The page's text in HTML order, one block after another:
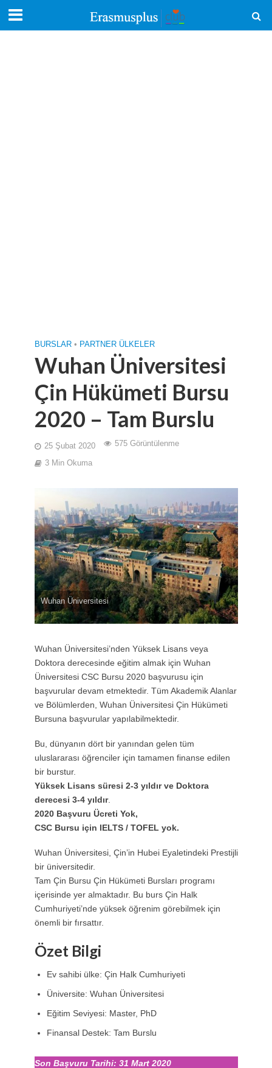
BURSLAR • PARTNER ÜLKELER
Wuhan Üniversitesi
Çin Hükümeti Bursu
2020 – Tam Burslu
25 Şubat 2020 575 Görüntülenme
3 Min Okuma
Wuhan Üniversitesi
Wuhan Üniversitesi’nden Yüksek Lisans veya
Doktora derecesinde eğitim almak için Wuhan
Üniversitesi CSC Bursu 2020 başvurusu için
başvurular devam etmektedir. Tüm Akademik Alanlar
ve Bölümlerden, Wuhan Üniversitesi Çin Hükümeti
Bursuna başvurular yapılabilmektedir.
Bu, dünyanın dört bir yanından gelen tüm
uluslararası öğrenciler için tamamen finanse edilen
bir burstur.
Yüksek Lisans süresi 2-3 yıldır ve Doktora
derecesi 3-4 yıldır.
2020 Başvuru Ücreti Yok,
CSC Bursu için IELTS / TOFEL yok.
Wuhan Üniversitesi, Çin’in Hubei Eyaletindeki Prestijli
bir üniversitedir.
Tam Çin Bursu Çin Hükümeti Bursları programı
içerisinde yer almaktadır. Bu burs Çin Halk
Cumhuriyeti’nde yüksek öğrenim görebilmek için
önemli bir fırsattır.
Özet Bilgi
Ev sahibi ülke: Çin Halk Cumhuriyeti
Üniversite: Wuhan Üniversitesi
Eğitim Seviyesi: Master, PhD
Finansal Destek: Tam Burslu
Son Başvuru Tarihi: 31 Mart 2020